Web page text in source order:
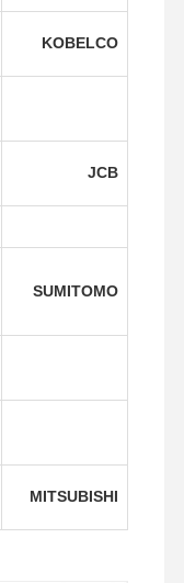
KOBELCO
JCB
SUMITOMO
MITSUBISHI